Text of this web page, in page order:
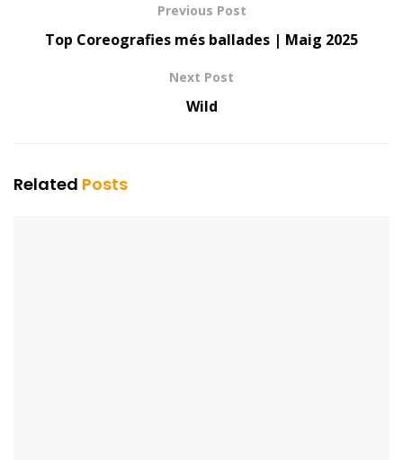
Previous Post
Top Coreografies més ballades | Maig 2025
Next Post
Wild
Related Posts